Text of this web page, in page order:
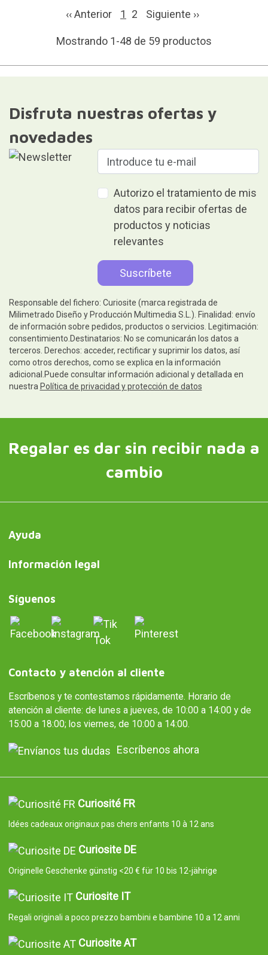
‹‹ Anterior 1 2 Siguiente ››
Mostrando 1-48 de 59 productos
Disfruta nuestras ofertas y
novedades
Autorizo el tratamiento de mis
datos para recibir ofertas de
productos y noticias
relevantes
Responsable del fichero: Curiosite (marca registrada de
Milimetrado Diseño y Producción Multimedia S.L.). Finalidad: envío
de información sobre pedidos, productos o servicios. Legitimación:
consentimiento.Destinatarios: No se comunicarán los datos a
terceros. Derechos: acceder, rectificar y suprimir los datos, así
como otros derechos, como se explica en la información
adicional.Puede consultar información adicional y detallada en
nuestra Política de privacidad y protección de datos
Regalar es dar sin recibir nada a
cambio
Ayuda
Información legal
Síguenos
Contacto y atención al cliente
Escríbenos y te contestamos rápidamente. Horario de
atención al cliente: de lunes a jueves, de 10:00 a 14:00 y de
15:00 a 18:00; los viernes, de 10:00 a 14:00.
Escríbenos ahora
Curiosité FR
Idées cadeaux originaux pas chers enfants 10 à 12 ans
Curiosite DE
Originelle Geschenke günstig <20 € für 10 bis 12-jährige
Curiosite IT
Regali originali a poco prezzo bambini e bambine 10 a 12 anni
Curiosite AT